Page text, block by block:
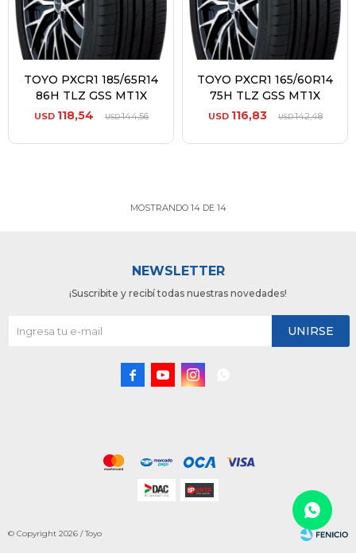
TOYO PXCR1 185/65R14
86H TLZ GSS MT1X
USD 118,54 USD144,56
TOYO PXCR1 165/60R14
75H TLZ GSS MT1X
USD 116,83 USD142,48
MOSTRANDO 14DE 14
NEWSLETTER
¡Suscribite y recibí todas nuestras novedades!
UNIRSE
  
© Copyright 2026 / Toyo